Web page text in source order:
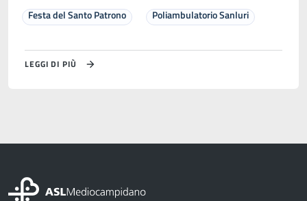
Festa del Santo Patrono Poliambulatorio Sanluri
LEGGI DI PIÙ